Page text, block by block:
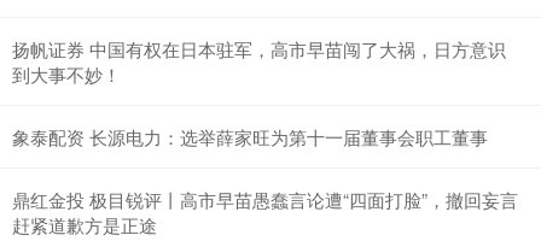
扬帆证券 中国有权在日本驻军，高市早苗闯了大祸，日方意识
到大事不妙！
象泰配资 长源电力：选举薛家旺为第十一届董事会职工董事
鼎红金投 极目锐评丨高市早苗愚蠢言论遭“四面打脸”，撤回妄言
赶紧道歉方是正途